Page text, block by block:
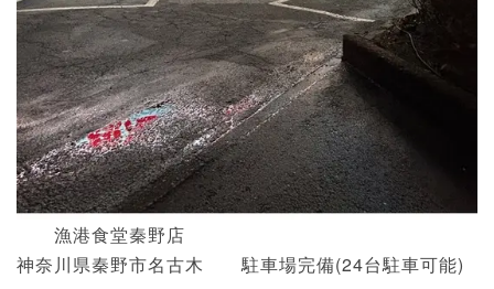
漁港食堂秦野店
神奈川県秦野市名古木 駐車場完備(24台駐車可能)